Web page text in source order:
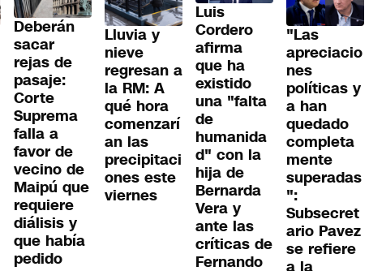
Deberán
sacar
rejas de
pasaje:
Corte
Suprema
falla a
favor de
vecino de
Maipú que
requiere
diálisis y
que había
pedido
Lluvia y
nieve
regresan a
la RM: A
qué hora
comenzarí
an las
precipitaci
ones este
viernes
Luis
Cordero
afirma
que ha
existido
una "falta
de
humanida
d" con la
hija de
Bernarda
Vera y
ante las
críticas de
Fernando
"Las
apreciacio
nes
políticas y
a han
quedado
completa
mente
superadas
":
Subsecret
ario Pavez
se refiere